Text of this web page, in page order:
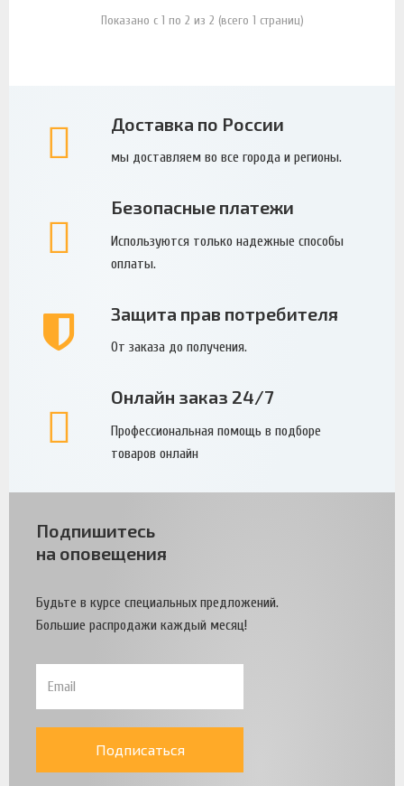
Показано с 1 по 2 из 2 (всего 1 страниц)
Доставка по России
мы доставляем во все города и регионы.
Безопасные платежи
Используются только надежные способы
оплаты.
Защита прав потребителя
От заказа до получения.
Онлайн заказ 24/7
Профессиональная помощь в подборе
товаров онлайн
Подпишитесь
на оповещения
Будьте в курсе специальных предложений.
Большие распродажи каждый месяц!
Подписаться